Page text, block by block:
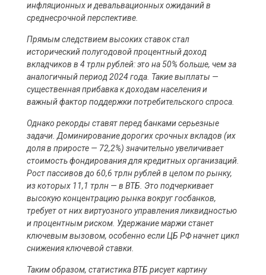
инфляционных и девальвационных ожиданий в
среднесрочной перспективе.
Прямым следствием высоких ставок стал
исторический полугодовой процентный доход
вкладчиков в 4 трлн рублей: это на 50% больше, чем за
аналогичный период 2024 года. Такие выплаты —
существенная прибавка к доходам населения и
важный фактор поддержки потребительского спроса.
Однако рекорды ставят перед банками серьезные
задачи. Доминирование дорогих срочных вкладов (их
доля в приросте — 72,2%) значительно увеличивает
стоимость фондирования для кредитных организаций.
Рост пассивов до 60,6 трлн рублей в целом по рынку,
из которых 11,1 трлн — в ВТБ. Это подчеркивает
высокую концентрацию рынка вокруг госбанков,
требует от них виртуозного управления ликвидностью
и процентным риском. Удержание маржи станет
ключевым вызовом, особенно если ЦБ РФ начнет цикл
снижения ключевой ставки.
Таким образом, статистика ВТБ рисует картину